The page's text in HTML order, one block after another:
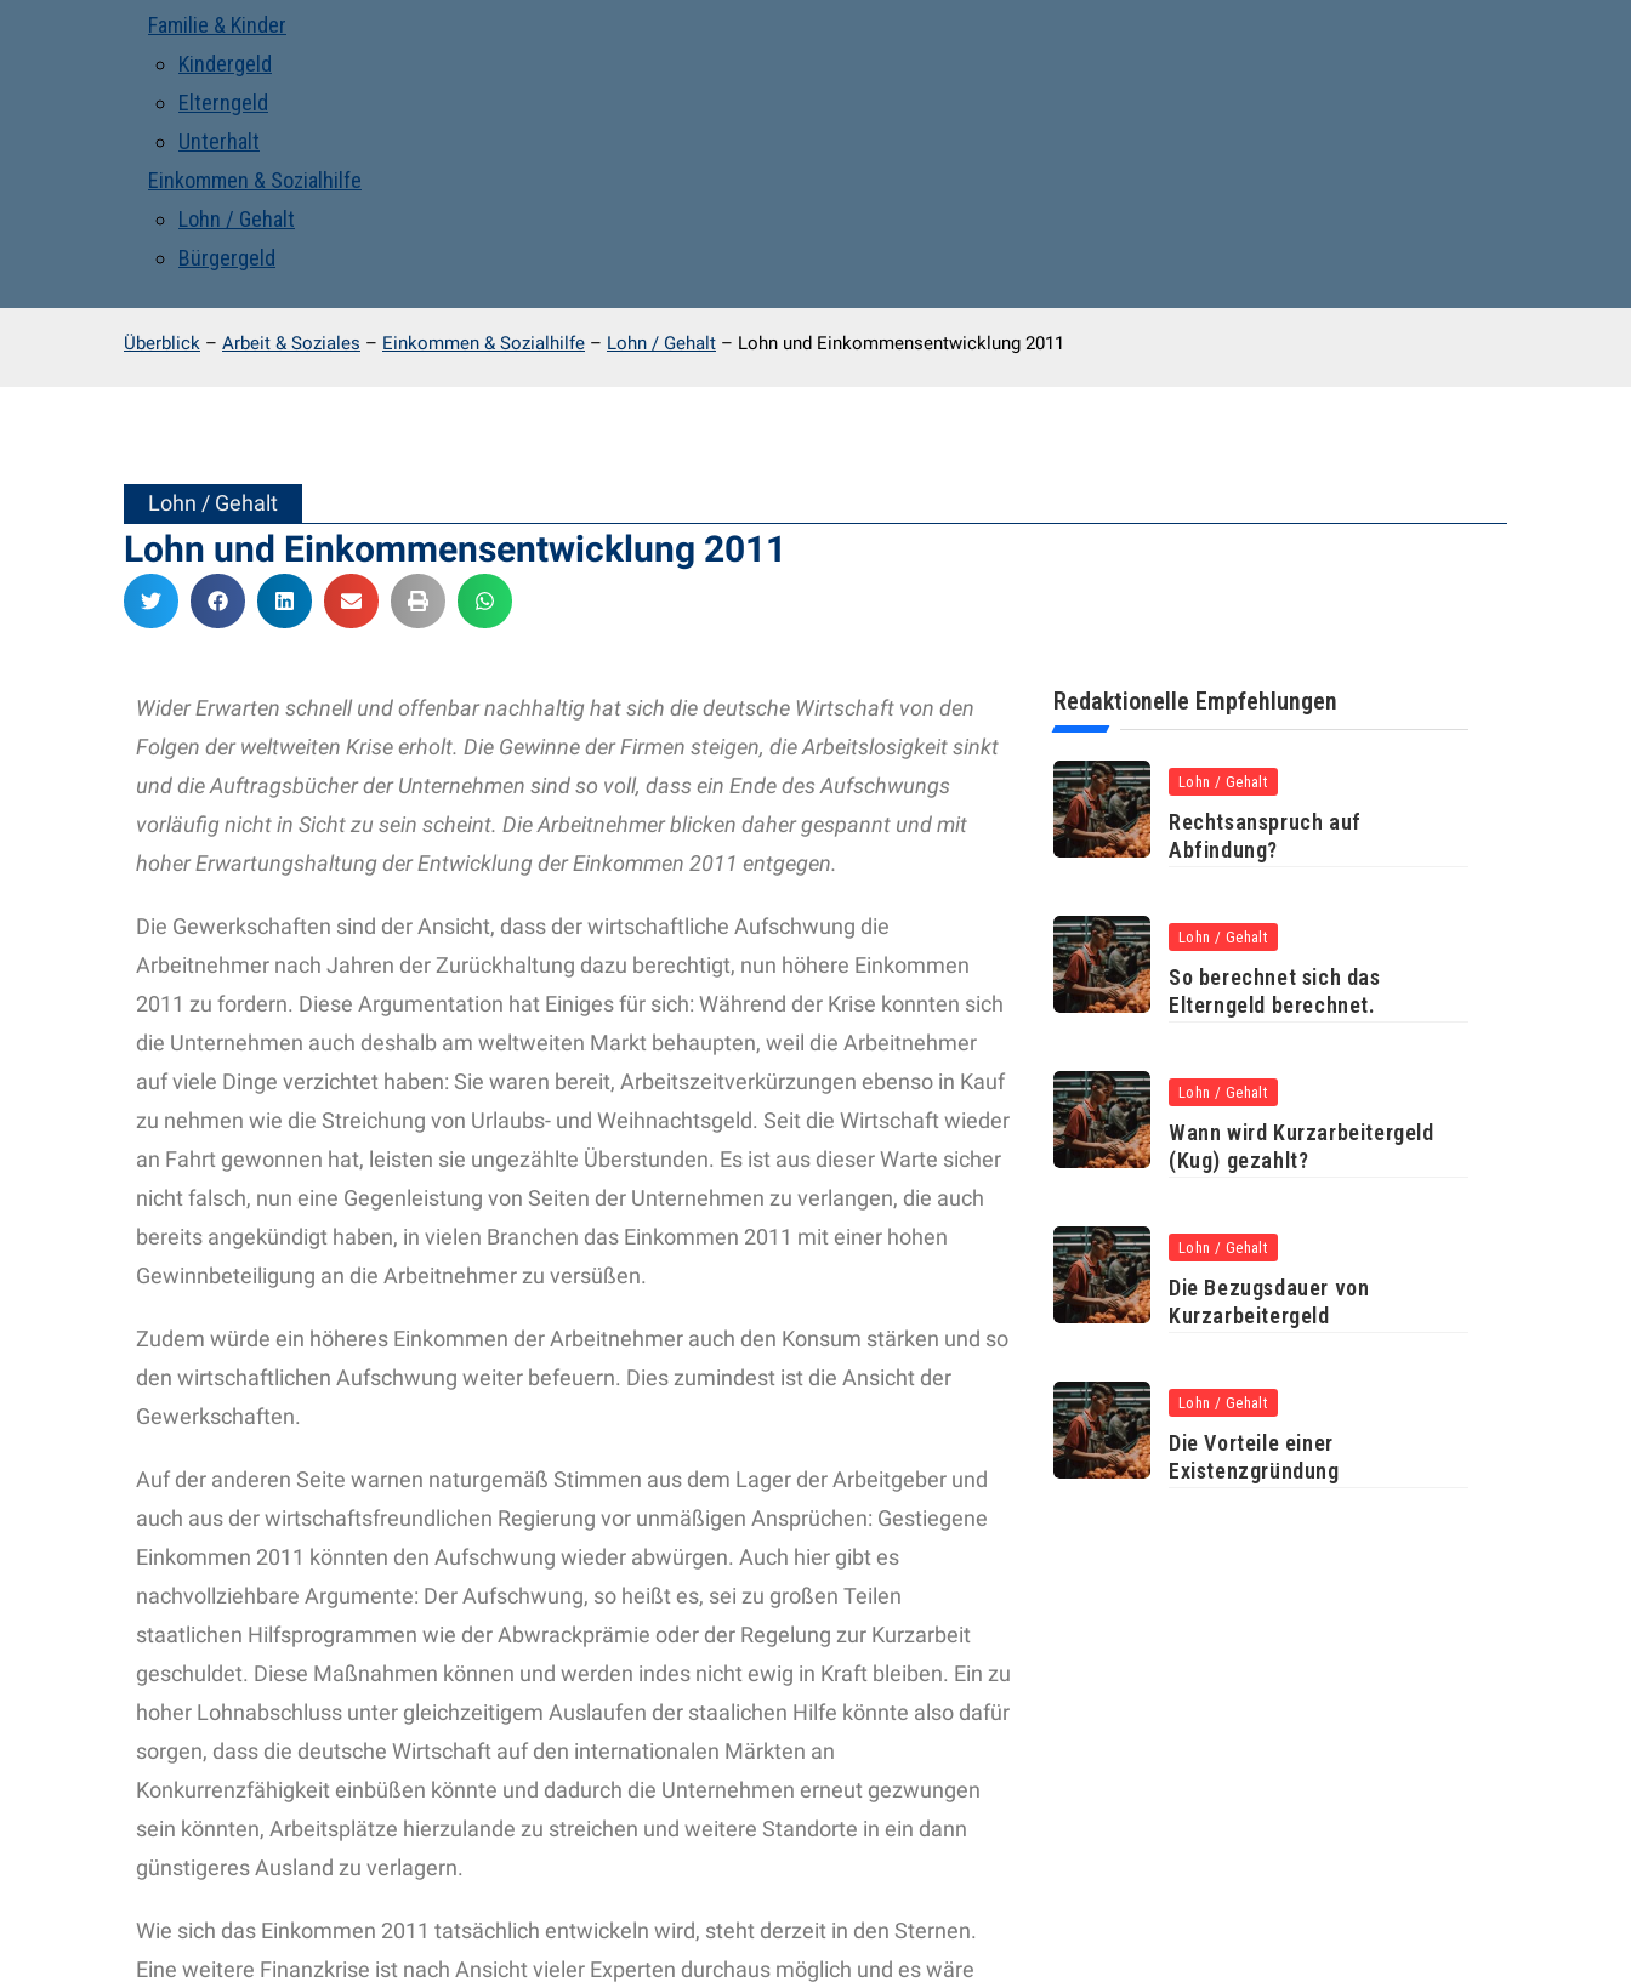
Familie & Kinder
Kindergeld
Elterngeld
Unterhalt
Einkommen & Sozialhilfe
Lohn / Gehalt
Bürgergeld
Überblick – Arbeit & Soziales – Einkommen & Sozialhilfe – Lohn / Gehalt – Lohn und Einkommensentwicklung 2011
Lohn / Gehalt
Lohn und Einkommensentwicklung 2011
Wider Erwarten schnell und offenbar nachhaltig hat sich die deutsche Wirtschaft von den
Folgen der weltweiten Krise erholt. Die Gewinne der Firmen steigen, die Arbeitslosigkeit sinkt
und die Auftragsbücher der Unternehmen sind so voll, dass ein Ende des Aufschwungs
vorläufig nicht in Sicht zu sein scheint. Die Arbeitnehmer blicken daher gespannt und mit
hoher Erwartungshaltung der Entwicklung der Einkommen 2011 entgegen.
Die Gewerkschaften sind der Ansicht, dass der wirtschaftliche Aufschwung die
Arbeitnehmer nach Jahren der Zurückhaltung dazu berechtigt, nun höhere Einkommen
2011 zu fordern. Diese Argumentation hat Einiges für sich: Während der Krise konnten sich
die Unternehmen auch deshalb am weltweiten Markt behaupten, weil die Arbeitnehmer
auf viele Dinge verzichtet haben: Sie waren bereit, Arbeitszeitverkürzungen ebenso in Kauf
zu nehmen wie die Streichung von Urlaubs- und Weihnachtsgeld. Seit die Wirtschaft wieder
an Fahrt gewonnen hat, leisten sie ungezählte Überstunden. Es ist aus dieser Warte sicher
nicht falsch, nun eine Gegenleistung von Seiten der Unternehmen zu verlangen, die auch
bereits angekündigt haben, in vielen Branchen das Einkommen 2011 mit einer hohen
Gewinnbeteiligung an die Arbeitnehmer zu versüßen.
Zudem würde ein höheres Einkommen der Arbeitnehmer auch den Konsum stärken und so
den wirtschaftlichen Aufschwung weiter befeuern. Dies zumindest ist die Ansicht der
Gewerkschaften.
Auf der anderen Seite warnen naturgemäß Stimmen aus dem Lager der Arbeitgeber und
auch aus der wirtschaftsfreundlichen Regierung vor unmäßigen Ansprüchen: Gestiegene
Einkommen 2011 könnten den Aufschwung wieder abwürgen. Auch hier gibt es
nachvollziehbare Argumente: Der Aufschwung, so heißt es, sei zu großen Teilen
staatlichen Hilfsprogrammen wie der Abwrackprämie oder der Regelung zur Kurzarbeit
geschuldet. Diese Maßnahmen können und werden indes nicht ewig in Kraft bleiben. Ein zu
hoher Lohnabschluss unter gleichzeitigem Auslaufen der staalichen Hilfe könnte also dafür
sorgen, dass die deutsche Wirtschaft auf den internationalen Märkten an
Konkurrenzfähigkeit einbüßen könnte und dadurch die Unternehmen erneut gezwungen
sein könnten, Arbeitsplätze hierzulande zu streichen und weitere Standorte in ein dann
günstigeres Ausland zu verlagern.
Wie sich das Einkommen 2011 tatsächlich entwickeln wird, steht derzeit in den Sternen.
Eine weitere Finanzkrise ist nach Ansicht vieler Experten durchaus möglich und es wäre
Redaktionelle Empfehlungen
Lohn / Gehalt
Rechtsanspruch auf
Abfindung?
Lohn / Gehalt
So berechnet sich das
Elterngeld berechnet.
Lohn / Gehalt
Wann wird Kurzarbeitergeld
(Kug) gezahlt?
Lohn / Gehalt
Die Bezugsdauer von
Kurzarbeitergeld
Lohn / Gehalt
Die Vorteile einer
Existenzgründung